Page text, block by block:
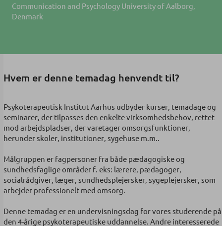
Communication and Psychology University of Aalborg,
Denmark
Hvem er denne temadag henvendt til?
Psykoterapeutisk Institut Aarhus udbyder kurser, temadage og
seminarer, der tilpasses den enkelte virksomhedsbehov, rettet
mod arbejdspladser, der varetager omsorgsfunktioner,
herunder skoler, institutioner, sygehuse m.m..
Målgruppen er fagpersoner fra både pædagogiske og
sundhedsfaglige områder f. eks: lærere, pædagoger,
socialrådgiver, læger, sundhedsplejersker, sygeplejersker, som
arbejder professionelt med omsorg.
Denne temadag er en undervisningsdag for vores studerende på
den 4-årige psykoterapeutiske uddannelse. Andre interesserede